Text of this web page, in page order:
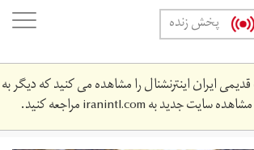
پخش زنده
ایران اینترنشنال را مشاهده می کنید که دیگر به
سایت جدید بهiranintl.comمراجعه کنید.